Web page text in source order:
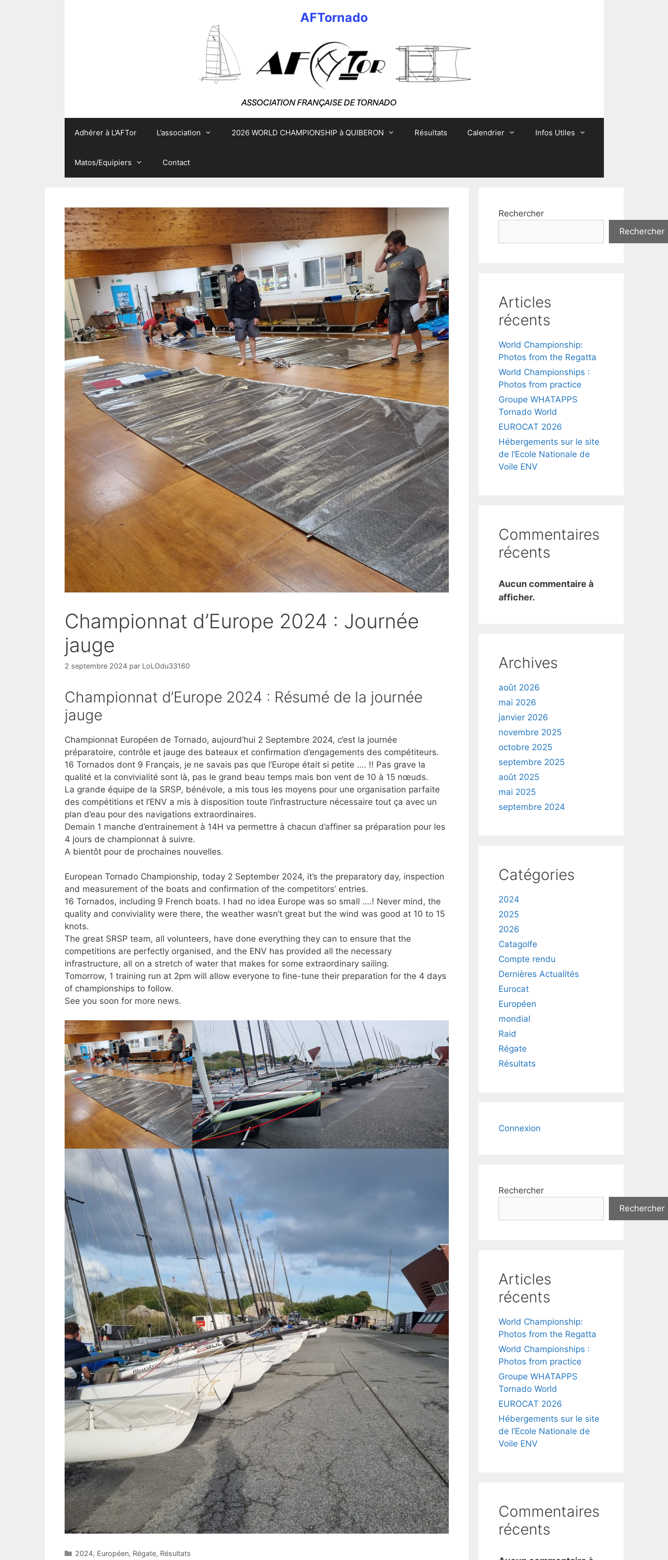
AFTornado
Adhérer à L’AFTor L’association 2026 WORLD CHAMPIONSHIP à QUIBERON Résultats Calendrier Infos Utiles
Matos/Equipiers Contact
Championnat d’Europe 2024 : Journée
jauge
2 septembre 2024 par LoLOdu33160
Championnat d’Europe 2024 : Résumé de la journée
jauge
Championnat Européen de Tornado, aujourd’hui 2 Septembre 2024, c’est la journée
préparatoire, contrôle et jauge des bateaux et confirmation d’engagements des compétiteurs.
16 Tornados dont 9 Français, je ne savais pas que l’Europe était si petite …. !! Pas grave la
qualité et la convivialité sont là, pas le grand beau temps mais bon vent de 10 à 15 nœuds.
La grande équipe de la SRSP, bénévole, a mis tous les moyens pour une organisation parfaite
des compétitions et l’ENV a mis à disposition toute l’infrastructure nécessaire tout ça avec un
plan d’eau pour des navigations extraordinaires.
Demain 1 manche d’entrainement à 14H va permettre à chacun d’affiner sa préparation pour les
4 jours de championnat à suivre.
A bientôt pour de prochaines nouvelles.
European Tornado Championship, today 2 September 2024, it’s the preparatory day, inspection
and measurement of the boats and confirmation of the competitors’ entries.
16 Tornados, including 9 French boats. I had no idea Europe was so small ….! Never mind, the
quality and conviviality were there, the weather wasn’t great but the wind was good at 10 to 15
knots.
The great SRSP team, all volunteers, have done everything they can to ensure that the
competitions are perfectly organised, and the ENV has provided all the necessary
infrastructure, all on a stretch of water that makes for some extraordinary sailing.
Tomorrow, 1 training run at 2pm will allow everyone to fine-tune their preparation for the 4 days
of championships to follow.
See you soon for more news.
Catégories
2024, Européen, Régate, Résultats
Rechercher
Rechercher
Articles
récents
World Championship:
Photos from the Regatta
World Championships :
Photos from practice
Groupe WHATAPPS
Tornado World
EUROCAT 2026
Hébergements sur le site
de l’Ecole Nationale de
Voile ENV
Commentaires
récents
Aucun commentaire à
afficher.
Archives
août 2026
mai 2026
janvier 2026
novembre 2025
octobre 2025
septembre 2025
août 2025
mai 2025
septembre 2024
Catégories
2024
2025
2026
Catagolfe
Compte rendu
Dernières Actualités
Eurocat
Européen
mondial
Raid
Régate
Résultats
Connexion
Rechercher
Rechercher
Articles
récents
World Championship:
Photos from the Regatta
World Championships :
Photos from practice
Groupe WHATAPPS
Tornado World
EUROCAT 2026
Hébergements sur le site
de l’Ecole Nationale de
Voile ENV
Commentaires
récents